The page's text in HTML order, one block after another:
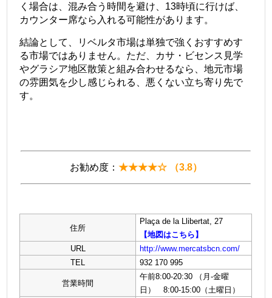
く場合は、混み合う時間を避け、13時頃に行けば、
カウンター席なら入れる可能性があります。
結論として、リベルタ市場は単独で強くおすすめす
る市場ではありません。ただ、カサ・ビセンス見学
やグラシア地区散策と組み合わせるなら、地元市場
の雰囲気を少し感じられる、悪くない立ち寄り先で
す。
お勧め度： ★★★★☆ （3.8）
住所
Plaça de la Llibertat, 27
【地図はこちら】
URL
http://www.mercatsbcn.com/
TEL
932 170 995
営業時間
午前8:00-20:30 （月-金曜
日） 8:00-15:00（土曜日）